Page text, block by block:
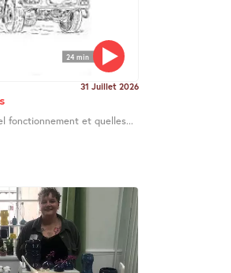
24 min
31 Juillet 2026
fonctionnement et quelles...